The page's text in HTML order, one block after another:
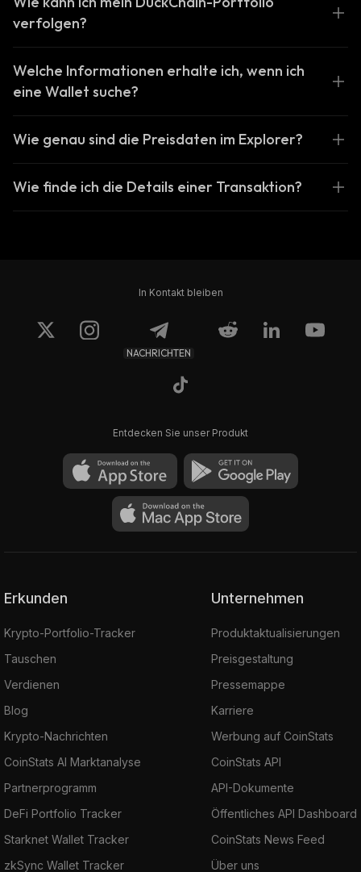
verfolgen?
Welche Informationen erhalte ich, wenn ich
eine Wallet suche?
Wie genau sind die Preisdaten im Explorer?
Wie finde ich die Details einer Transaktion?
In Kontakt bleiben
NACHRICHTEN
Entdecken Sie unser Produkt
Erkunden
Krypto-Portfolio-Tracker
Tauschen
Verdienen
Blog
Krypto-Nachrichten
CoinStats AI Marktanalyse
Partnerprogramm
DeFi Portfolio Tracker
Starknet Wallet Tracker
zkSync Wallet Tracker
Unternehmen
Produktaktualisierungen
Preisgestaltung
Pressemappe
Karriere
Werbung auf CoinStats
CoinStats API
API-Dokumente
Öffentliches API Dashboard
CoinStats News Feed
Über uns